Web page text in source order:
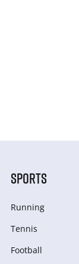
SPORTS
Running
Tennis
Football